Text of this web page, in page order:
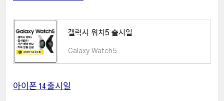
갤럭시 워치5 출시일
Galaxy Watch5
아이폰 14 출시일